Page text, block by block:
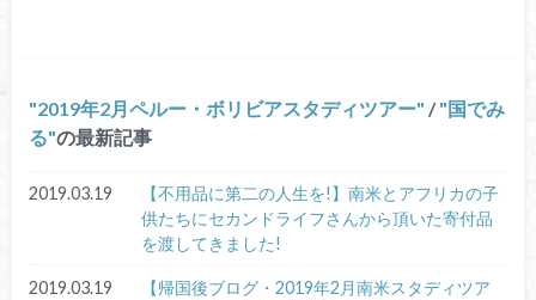
2019年2月ペルー・ボリビアスタディツアー / 国でみ
る の最新記事
2019.03.19
【不用品に第二の人生を!】南米とアフリカの子
供たちにセカンドライフさんから頂いた寄付品
を渡してきました!
2019.03.19
【帰国後ブログ・2019年2月南米スタディツア